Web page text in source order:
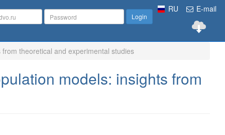
E-mail
RU
Login
theoretical and experimental studies
models: insights from